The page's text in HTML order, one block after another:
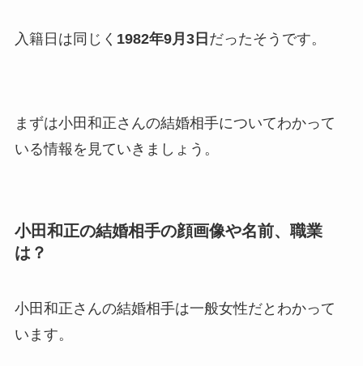
片岡孝太郎の再婚妻・真麻の
福田こうへいの奥さんの顔写
真が美人！息子や夫妻の最新
今も生きてる？息子は俳優で
の馴れ初めに元嫁との結婚や
入籍日は同じく 1982年9月3日 だったそうです。
まずは小田和正さんの結婚相手についてわかって
いる情報を見ていきましょう。
小田和正の結婚相手の顔画像や名前、職業
は？
小田和正さんの結婚相手は一般女性だとわかって
います。